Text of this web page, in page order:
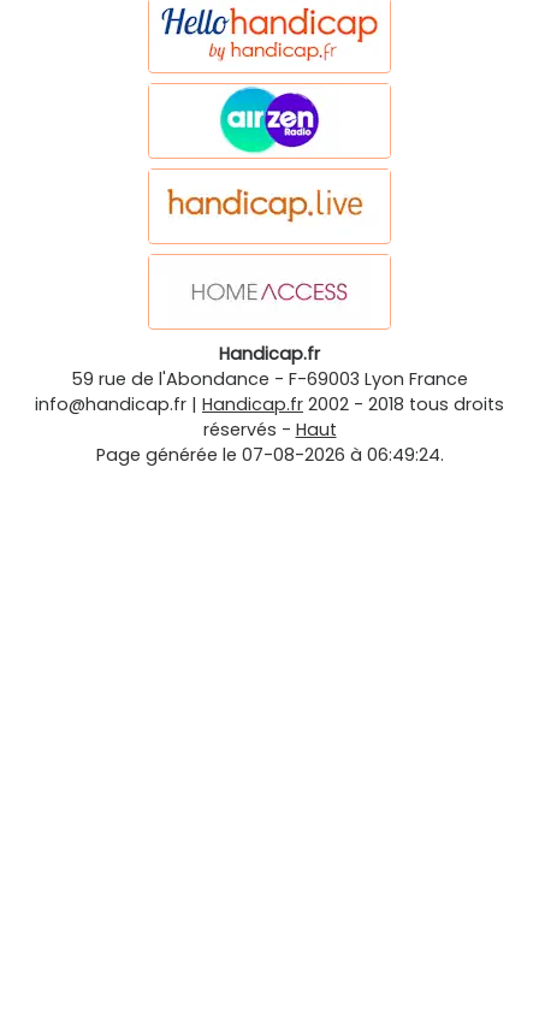
Handicap.fr
59 rue de l'Abondance - F-69003 Lyon France
info@handicap.fr | Handicap.fr 2002 - 2018 tous droits
réservés - Haut
Page générée le 07-08-2026 à 06:49:24.